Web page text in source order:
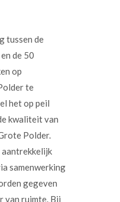
tussen de
de 50
op
te
het op peil
kwaliteit van
Polder.
samenwerking
gegeven
van ruimte. Bij